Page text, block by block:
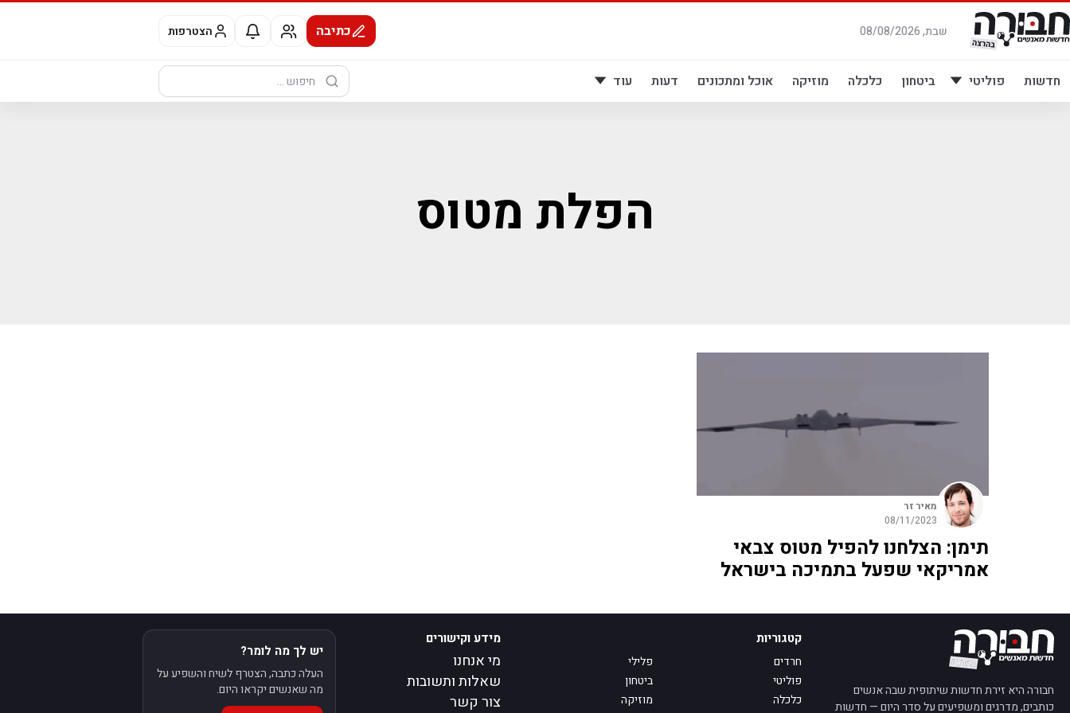
דלג
לתוכן
שבת, 08/08/2026 כתיבה הצטרפות
חדשות פוליטי ביטחון כלכלה מוזיקה אוכל ומתכונים דעות עוד
חיפוש:
הפלת מטוס
מאיר זר
08/11/2023
תימן: הצלחנו להפיל מטוס צבאי
אמריקאי שפעל בתמיכה בישראל
חבורה היא זירת חדשות שיתופית שבה אנשים
כותבים, מדרגים ומשפיעים על סדר היום — חדשות
קטגוריות
חרדים
פלילי
פוליטי
ביטחון
כלכלה
מוזיקה
מידע וקישורים
מי אנחנו
שאלות ותשובות
צור קשר
יש לך מה לומר?
העלה כתבה, הצטרף לשיח והשפיע על
מה שאנשים יקראו היום.